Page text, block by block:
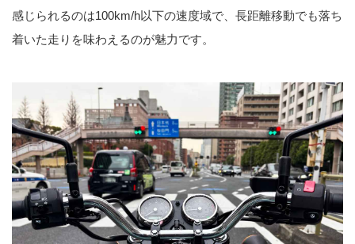
感じられるのは100km/h以下の速度域で、長距離移動でも落ち
着いた走りを味わえるのが魅力です。